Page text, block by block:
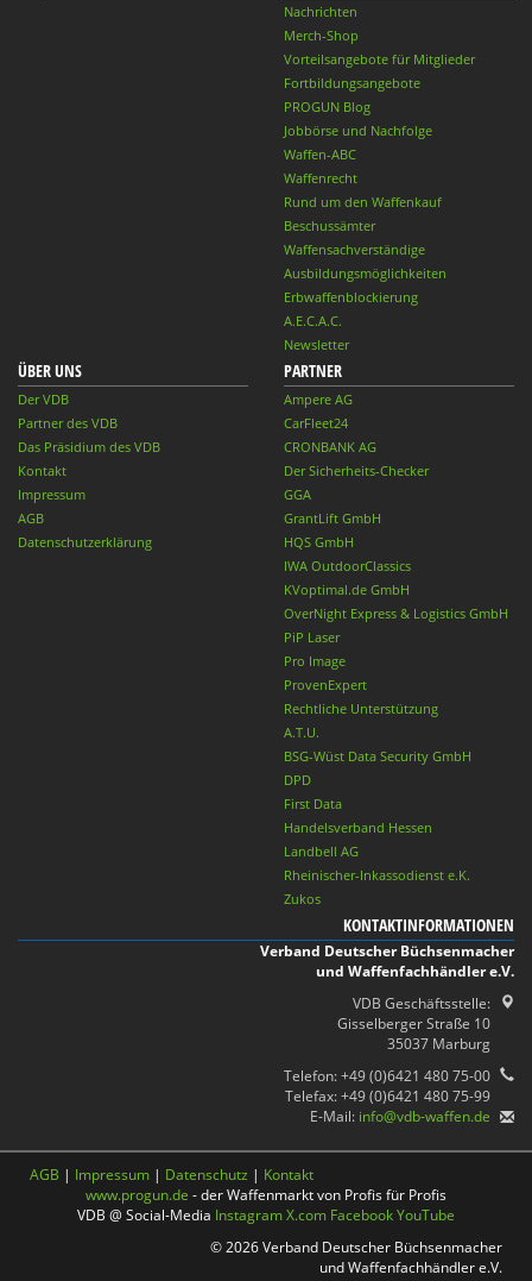
Nachrichten
Merch-Shop
Vorteilsangebote für Mitglieder
Fortbildungsangebote
PROGUN Blog
Jobbörse und Nachfolge
Waffen-ABC
Waffenrecht
Rund um den Waffenkauf
Beschussämter
Waffensachverständige
Ausbildungsmöglichkeiten
Erbwaffenblockierung
A.E.C.A.C.
Newsletter
ÜBER UNS
Der VDB
Partner des VDB
Das Präsidium des VDB
Kontakt
Impressum
AGB
Datenschutzerklärung
PARTNER
Ampere AG
CarFleet24
CRONBANK AG
Der Sicherheits-Checker
GGA
GrantLift GmbH
HQS GmbH
IWA OutdoorClassics
KVoptimal.de GmbH
OverNight Express & Logistics GmbH
PiP Laser
Pro Image
ProvenExpert
Rechtliche Unterstützung
A.T.U.
BSG-Wüst Data Security GmbH
DPD
First Data
Handelsverband Hessen
Landbell AG
Rheinischer-Inkassodienst e.K.
Zukos
KONTAKTINFORMATIONEN
Verband Deutscher Büchsenmacher
und Waffenfachhändler e.V.
VDB Geschäftsstelle:
Gisselberger Straße 10
35037 Marburg
Telefon: +49 (0)6421 480 75-00
Telefax: +49 (0)6421 480 75-99
E-Mail: info@vdb-waffen.de
AGB | Impressum | Datenschutz | Kontakt
www.progun.de - der Waffenmarkt von Profis für Profis
VDB @ Social-Media InstagramX.com FacebookYouTube
© 2026 Verband Deutscher Büchsenmacher
und Waffenfachhändler e.V.